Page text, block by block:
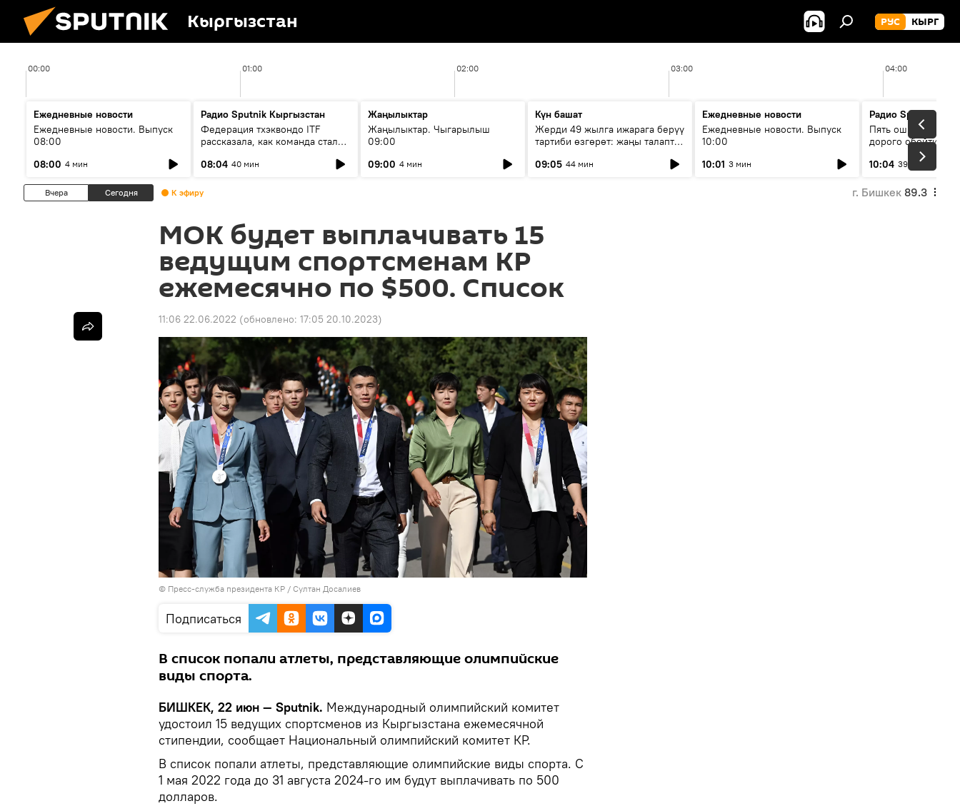
Кыргызстан РУС КЫРГ
00:00 01:00 02:00 03:00 04:00
Ежедневные новости
Ежедневные новости. Выпуск
08:00
08:00 4 мин
Радио Sputnik Кыргызстан
Федерация тхэквондо ITF
рассказала, как команда стала
08:04 40 мин
Жаңылыктар
Жаңылыктар. Чыгарылыш
09:00
09:00 4 мин
Күн башат
Жерди 49 жылга ижарага берүү
тартиби өзгөрөт: жаңы талаптар
09:05 44 мин
Ежедневные новости
Ежедневные новости. Выпуск
10:00
10:01 3 мин
Радио Sputnik
Пять ошибок
дорого обойтись
10:04 39 мин
Вчера Сегодня К эфиру г. Бишкек 89.3
МОК будет выплачивать 15
ведущим спортсменам КР
ежемесячно по $500. Список
11:06 22.06.2022 (обновлено: 17:05 20.10.2023)
© Пресс-служба президента КР / Султан Досалиев
Подписаться
В список попали атлеты, представляющие олимпийские
виды спорта.
БИШКЕК, 22 июн — Sputnik. Международный олимпийский комитет
удостоил 15 ведущих спортсменов из Кыргызстана ежемесячной
стипендии, сообщает Национальный олимпийский комитет КР.
В список попали атлеты, представляющие олимпийские виды спорта. С
1 мая 2022 года до 31 августа 2024-го им будут выплачивать по 500
долларов.